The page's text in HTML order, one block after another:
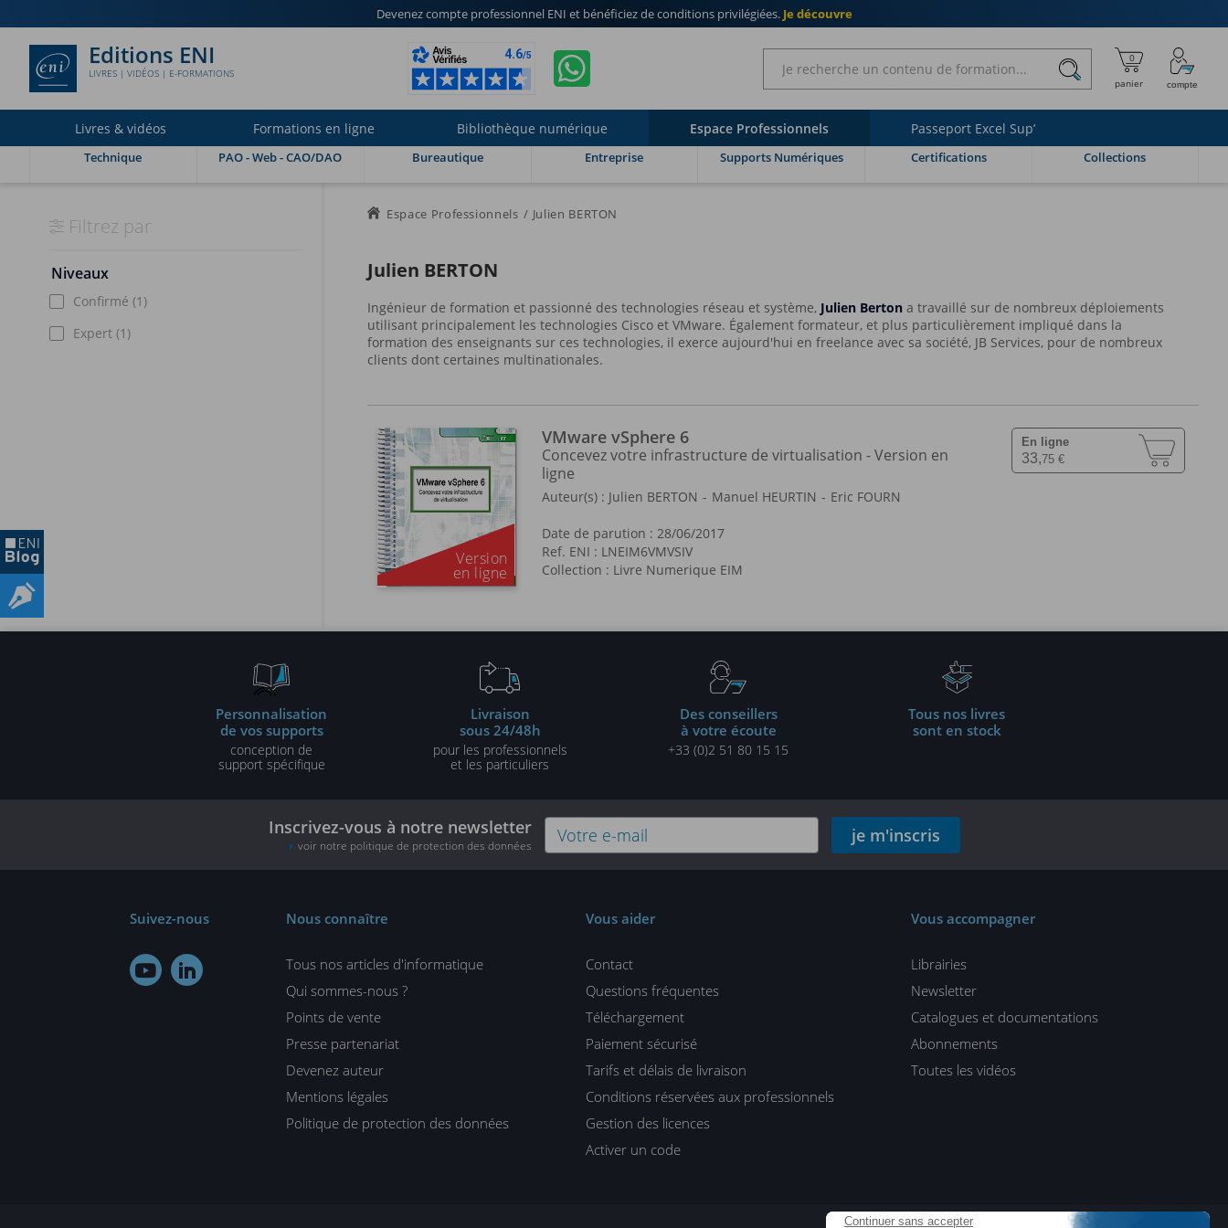
Devenez compte professionnel ENI et bénéficiez deconditions privilégiées. Je découvre
Editions ENI
LIVRES | VIDÉOS | E-FORMATIONS
Livres & vidéos Formations en ligne Bibliothèque numérique Espace Professionnels Passeport Excel Sup’
Technique PAO - Web - CAO/DAO Bureautique Entreprise Supports Numériques Certifications Collections
Filtrez par
Niveaux
Confirmé (1)
Expert (1)
Espace Professionnels Julien BERTON
Julien BERTON
Ingénieur de formation et passionné des technologies réseau et système, Julien Berton a travaillé sur de nombreux déploiements
utilisant principalement les technologies Cisco et VMware. Également formateur, et plus particulièrement impliqué dans la
formation des enseignants sur ces technologies, il exerce aujourd'hui en freelance avec sa société, JB Services, pour de nombreux
clients dont certaines multinationales.
VMware vSphere 6
Concevez votre infrastructure de virtualisation - Version en
ligne
Auteur(s) : Julien BERTON Manuel HEURTIN Eric FOURN
Date de parution : 28/06/2017
Ref. ENI : LNEIM6VMVSIV
Collection : Livre Numerique EIM
En ligne
33,75 €
Personnalisation
de vos supports
conception de
support spécifique
Livraison
sous 24/48h
pour les professionnels
et les particuliers
Des conseillers
à votre écoute
+33 (0)2 51 80 15 15
Tous nos livres
sont en stock
Inscrivez-vous à notre newsletter
voir notre politique de protection des données je m'inscris
Suivez-nous
 
Nous connaître
Tous nos articles d'informatique
Qui sommes-nous ?
Points de vente
Presse partenariat
Devenez auteur
Mentions légales
Politique de protection des données
Vous aider
Contact
Questions fréquentes
Téléchargement
Paiement sécurisé
Tarifs et délais de livraison
Conditions réservées aux professionnels
Gestion des licences
Activer un code
Vous accompagner
Librairies
Newsletter
Catalogues et documentations
Abonnements
Toutes les vidéos